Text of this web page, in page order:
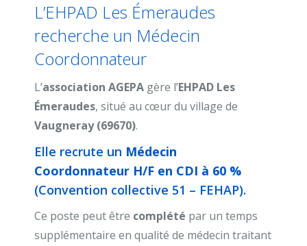
L’EHPAD Les Émeraudes
recherche un Médecin
Coordonnateur
L’association AGEPA gère l’EHPAD Les
Émeraudes, situé au cœur du village de
Vaugneray (69670).
Elle recrute un Médecin
Coordonnateur H/F en CDI à 60 %
(Convention collective 51 – FEHAP).
Ce poste peut être complété par un temps
supplémentaire en qualité de médecin traitant